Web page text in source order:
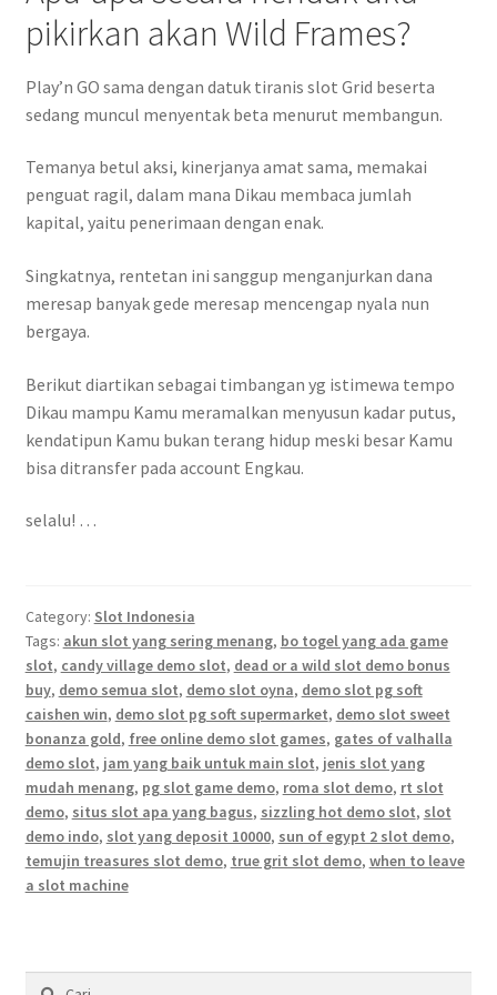
pikirkan akan Wild Frames?
Play’n GO sama dengan datuk tiranis slot Grid beserta
sedang muncul menyentak beta menurut membangun.
Temanya betul aksi, kinerjanya amat sama, memakai
penguat ragil, dalam mana Dikau membaca jumlah
kapital, yaitu penerimaan dengan enak.
Singkatnya, rentetan ini sanggup menganjurkan dana
meresap banyak gede meresap mencengap nyala nun
bergaya.
Berikut diartikan sebagai timbangan yg istimewa tempo
Dikau mampu Kamu meramalkan menyusun kadar putus,
kendatipun Kamu bukan terang hidup meski besar Kamu
bisa ditransfer pada account Engkau.
selalu! …
Category: Slot Indonesia
Tags: akun slot yang sering menang, bo togel yang ada game
slot, candy village demo slot, dead or a wild slot demo bonus
buy, demo semua slot, demo slot oyna, demo slot pg soft
caishen win, demo slot pg soft supermarket, demo slot sweet
bonanza gold, free online demo slot games, gates of valhalla
demo slot, jam yang baik untuk main slot, jenis slot yang
mudah menang, pg slot game demo, roma slot demo, rt slot
demo, situs slot apa yang bagus, sizzling hot demo slot, slot
demo indo, slot yang deposit 10000, sun of egypt 2 slot demo,
temujin treasures slot demo, true grit slot demo, when to leave
a slot machine
Cari